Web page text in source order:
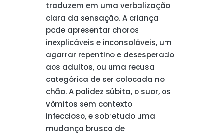
traduzem em uma verbalização
clara da sensação. A criança
pode apresentar choros
inexplicáveis e inconsoláveis, um
agarrar repentino e desesperado
aos adultos, ou uma recusa
categórica de ser colocada no
chão. A palidez súbita, o suor, os
vômitos sem contexto
infeccioso, e sobretudo uma
mudança brusca de